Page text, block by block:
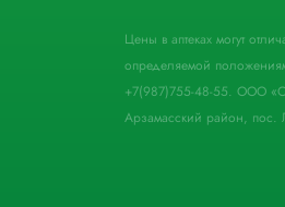
Цены в аптеках могут
определяемой
+7(987)755-48-55. ООО
Арзамасский район, пос.